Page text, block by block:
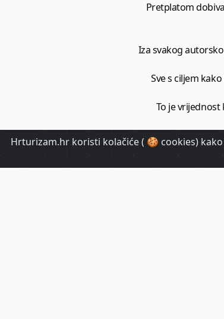
Pretplatom
Iza svakog
Sve s ciljem
To je
Hrturizam.hr koristi kolačiće ( 🍪 cookies)